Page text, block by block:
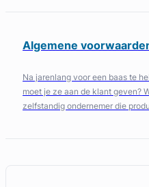
Algemene
Na jarenlang voor een baas te
moet je ze aan de klant geven?
zelfstandig ondernemer die